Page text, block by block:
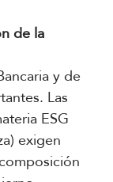
de la
y de
Las
ESG
exigen